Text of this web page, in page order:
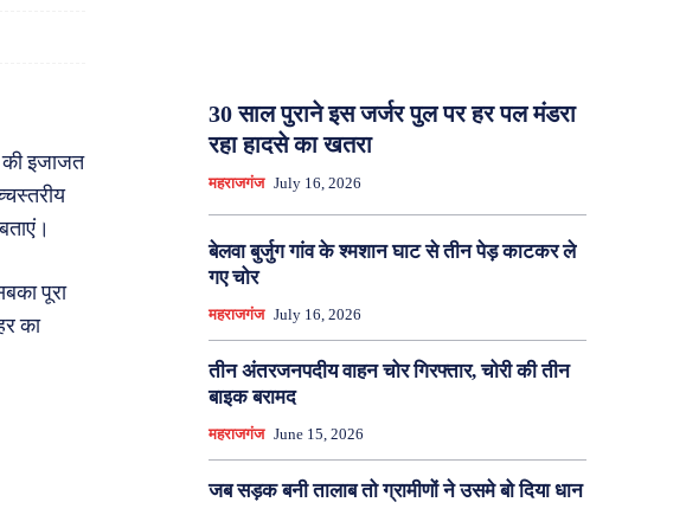
की इजाजत
पूरा
का
30 साल पुराने इस जर्जर पुल पर हर पल मंडरा
रहा हादसे का खतरा
महराजगंज July 16, 2026
बेलवा बुर्जुग गांव के श्मशान घाट से तीन पेड़ काटकर ले
गए चोर
महराजगंज July 16, 2026
तीन अंतरजनपदीय वाहन चोर गिरफ्तार, चोरी की तीन
बाइक बरामद
महराजगंज June 15, 2026
जब सड़क बनी तालाब तो ग्रामीणों ने उसमे बो दिया धान